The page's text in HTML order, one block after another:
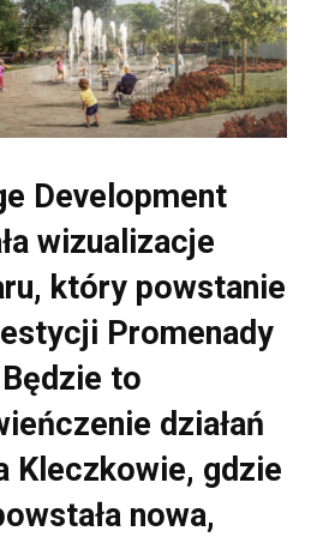
Development
wizualizacje
który powstanie
Promenady
to
działań
Kleczkowie, gdzie
nowa,